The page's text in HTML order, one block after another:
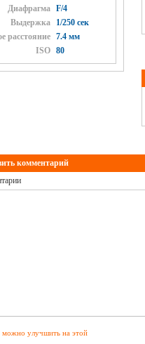
Диафрагма
F/4
Выдержка
1/250 сек
расстояние
7.4 мм
ISO
80
комментарий
можно улучшить на этой